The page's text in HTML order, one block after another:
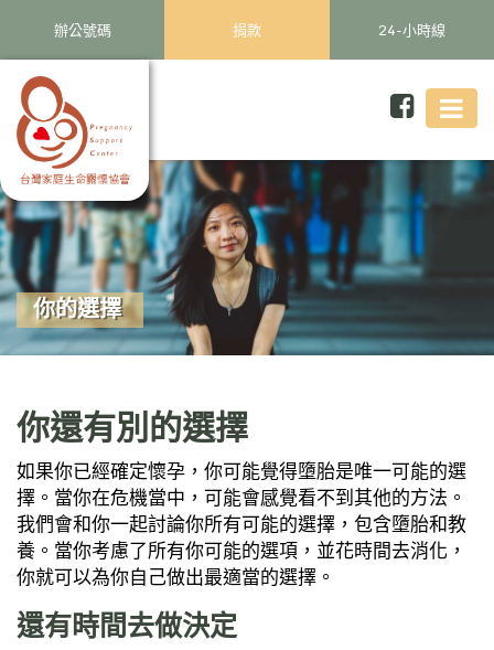
辦公號碼 捐款 24-小時線
你的選擇
你還有別的選擇
如果你已經確定懷孕，你可能覺得墮胎是唯一可能的選
擇。當你在危機當中，可能會感覺看不到其他的方法。
我們會和你一起討論你所有可能的選擇，包含墮胎和教
養。當你考慮了所有你可能的選項，並花時間去消化，
你就可以為你自己做出最適當的選擇。
還有時間去做決定